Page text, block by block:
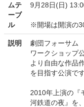
ムテ
ーブ
ル
9月28日(日)
※開場は開演の
説明
劇団フォーサム
ワークショップ
より自由な作品
を目指す公演です
2010年上演の『
河鉄道の夜』を、